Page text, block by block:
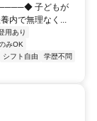
子どもが
内で無理なく...
用あり
みOK
シフト自由
学歴不問